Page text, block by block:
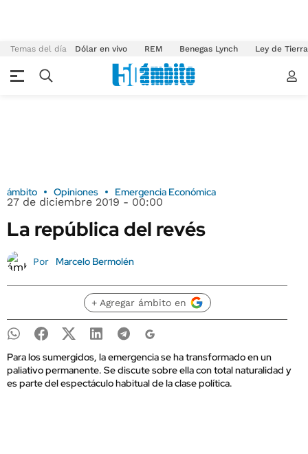
Temas del día Dólar en vivo REM Benegas Lynch Ley de
ámbito Opiniones Emergencia Económica
27 de diciembre 2019 - 00:00
La república del revés
Por Marcelo Bermolén
+ Agregar ámbito en
Para los sumergidos, la emergencia se ha transformado en un
paliativo permanente. Se discute sobre ella con total naturalidad y
es parte del espectáculo habitual de la clase política.